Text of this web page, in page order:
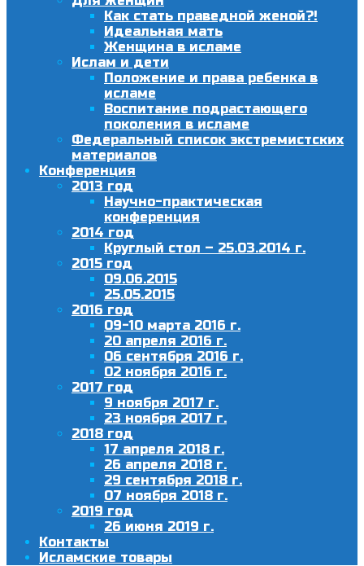
Как стать праведной женой?!
Идеальная мать
Женщина в исламе
Ислам и дети
Положение и права ребенка в
исламе
Воспитание подрастающего
поколения в исламе
Федеральный список экстремистских
материалов
Конференция
2013 год
Научно-практическая
конференция
2014 год
Круглый стол – 25.03.2014 г.
2015 год
09.06.2015
25.05.2015
2016 год
09-10 марта 2016 г.
20 апреля 2016 г.
06 сентября 2016 г.
02 ноября 2016 г.
2017 год
9 ноября 2017 г.
23 ноября 2017 г.
2018 год
17 апреля 2018 г.
26 апреля 2018 г.
29 сентября 2018 г.
07 ноября 2018 г.
2019 год
26 июня 2019 г.
Контакты
Исламские товары